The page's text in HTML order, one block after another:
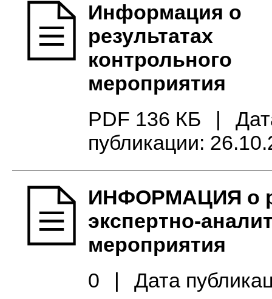
Информация о
результатах
контрольного
мероприятия
PDF 136 КБ
|
публикации:
ИНФОРМАЦИЯ о
экспертно-
мероприятия
0
| Дата